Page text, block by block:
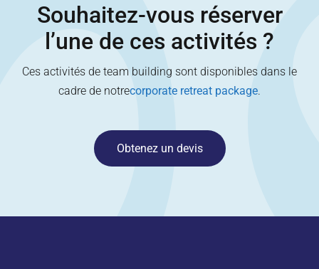
Souhaitez-vous réserver
l’une de ces activités ?
Ces activités de team building sont disponibles dans le
cadre de notrecorporate retreat package.
Obtenez un devis